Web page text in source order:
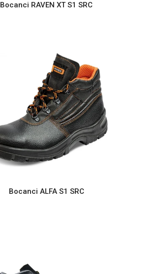
Bocanci RAVEN XT S1 SRC
Bocanci ALFA S1 SRC